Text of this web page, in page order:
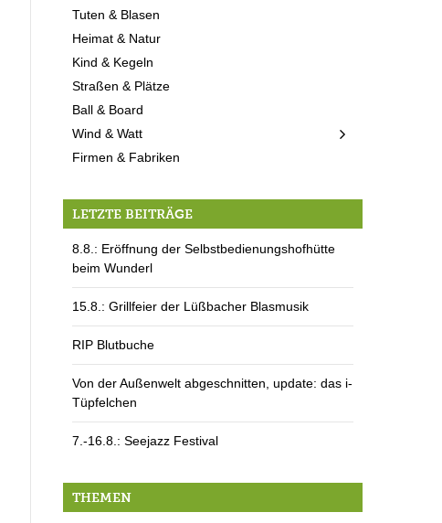
Tuten & Blasen
Heimat & Natur
Kind & Kegeln
Straßen & Plätze
Ball & Board
Wind & Watt
Firmen & Fabriken
LETZTE BEITRÄGE
8.8.: Eröffnung der Selbstbedienungshofhütte
beim Wunderl
15.8.: Grillfeier der Lüßbacher Blasmusik
RIP Blutbuche
Von der Außenwelt abgeschnitten, update: das i-
Tüpfelchen
7.-16.8.: Seejazz Festival
THEMEN